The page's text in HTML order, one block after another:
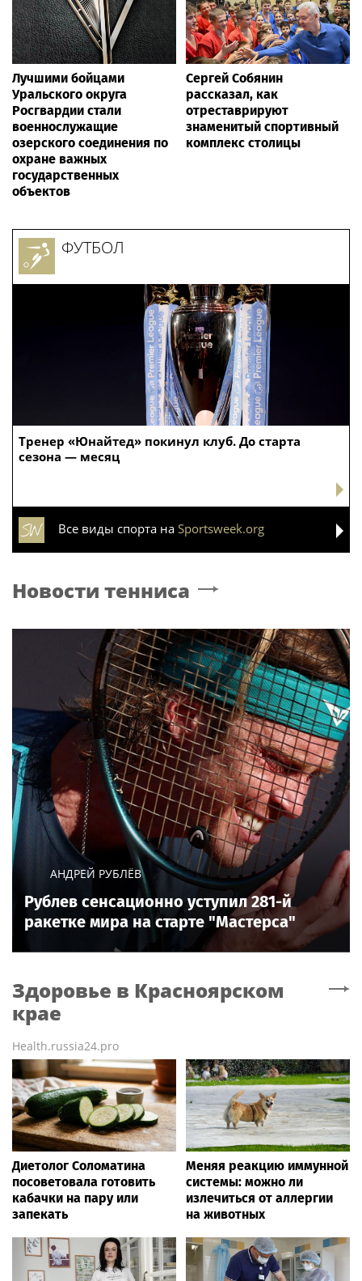
Лучшими бойцами
Уральского округа
Росгвардии стали
военнослужащие
озерского соединения по
охране важных
государственных
объектов
Сергей Собянин
рассказал, как
отреставрируют
знаменитый спортивный
комплекс столицы
Тренер «Юнайтед» покинул клуб. До старта
сезона — месяц
ФУТБОЛ
Все виды спорта на Sportsweek.org
Новости тенниса
АНДРЕЙ РУБЛЁВ
Рублев сенсационно уступил 281-й
ракетке мира на старте "Мастерса"
Здоровье в Красноярском
крае
Health.russia24.pro
Диетолог Соломатина
посоветовала готовить
кабачки на пару или
запекать
Меняя реакцию иммунной
системы: можно ли
излечиться от аллергии
на животных